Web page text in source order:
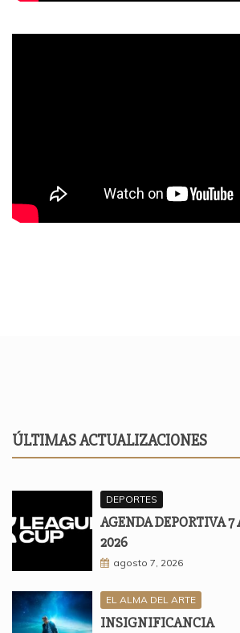
ÚLTIMAS ACTUALIZACIONES
DEPORTES
AGENDA DEPORTIVA 7
2026
agosto 7, 2026
EL ALMA DEL ARTE
INSIGNIFICANCIA